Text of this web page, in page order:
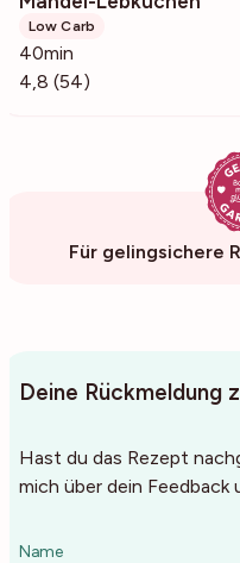
Low Carb
40min
4,8 (54)
Für gelingsichere
Deine Rückmeldung
Hast du das Rezept
mich über dein Feedback
Name